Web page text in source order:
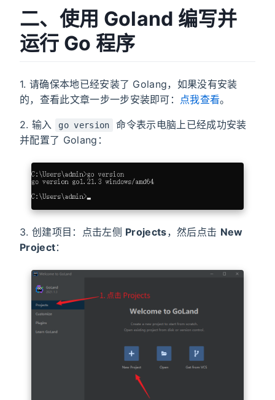
二、使用 Goland 编写并
运行 Go 程序
1. 请确保本地已经安装了 Golang，如果没有安装
的，查看此文章一步一步安装即可： 点我查看。
2. 输入 go version
命令表示电脑上已经成功安装
并配置了 Golang：
3. 创建项目：点击左侧 Projects，然后点击 New
Project：